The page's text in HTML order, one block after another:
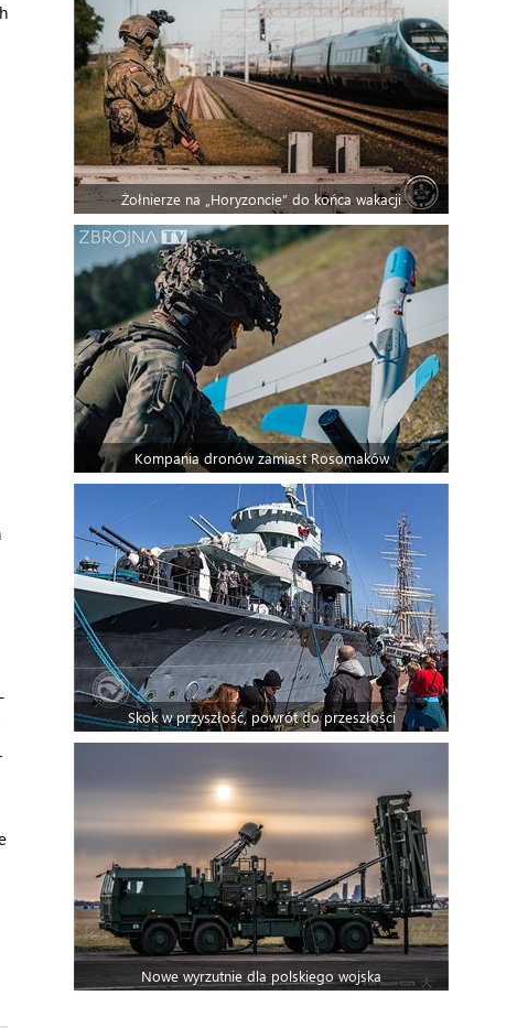
Żołnierze na „Horyzoncie” do końca wakacji
Kompania dronów zamiast Rosomaków
Skok w przyszłość, powrót do przeszłości
Nowe wyrzutnie dla polskiego wojska